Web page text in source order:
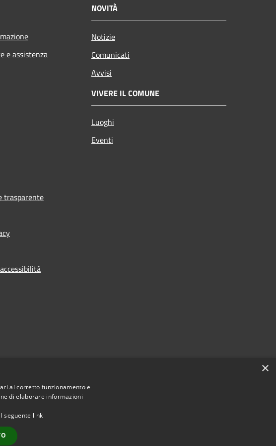
e assistenza
NOVITÀ
Notizie
Comunicati
Avvisi
VIVERE IL COMUNE
Luoghi
Eventi
trasparente
• Comune di San Pietro Apostolo • Powered by
×
al corretto funzionamento e
di elaborare informazioni
seguente link